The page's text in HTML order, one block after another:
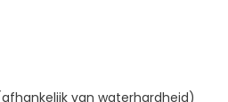
van waterhardheid)